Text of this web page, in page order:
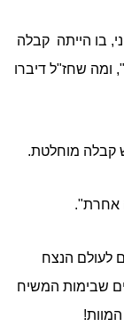
בו הייתה קבלה
שחז"ל דיברו
קבלה מוחלטת.
אחרת".
לעולם הנצח
שבימות המשיח